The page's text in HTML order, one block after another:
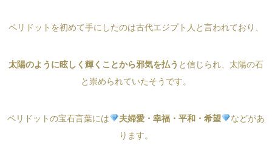
ペリドットを初めて手にしたのは古代エジプト人と言われており、
太陽のように眩しく輝くことから邪気を払う と信じられ、太陽の石
と崇められていたそうです。
ペリドットの宝石言葉には 夫婦愛・幸福・平和・希望
などがあ
ります。